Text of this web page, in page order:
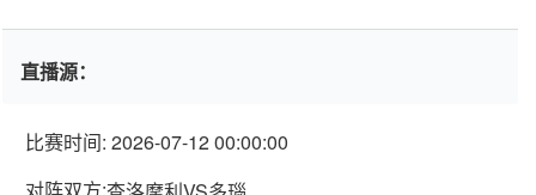
直播源：
比赛时间: 2026-07-12 00:00:00